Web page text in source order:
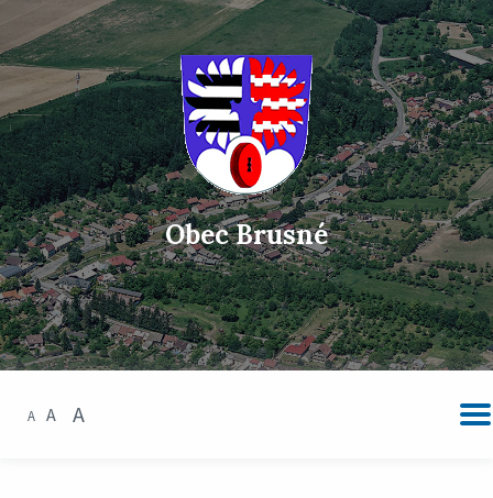
Obec Brusné
A A A